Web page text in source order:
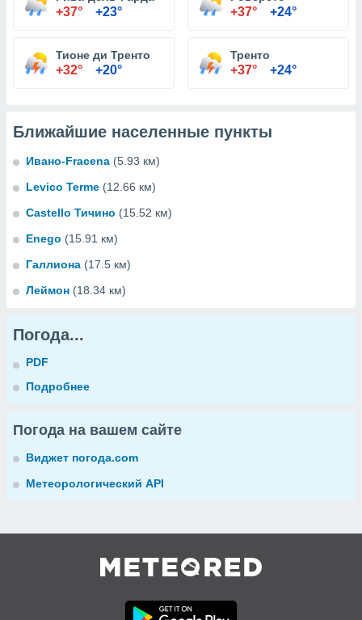
+37° +23° +37° +24°
Тионе ди Тренто
+32° +20°
Тренто
+37° +24°
Ближайшие населенные пункты
Ивано-Fracena (5.93 км)
Levico Terme (12.66 км)
Castello Тичино (15.52 км)
Enego (15.91 км)
Галлиона (17.5 км)
Леймон (18.34 км)
Погода...
PDF
Подробнее
Погода на вашем сайте
Виджет погода.com
Метеорологический API